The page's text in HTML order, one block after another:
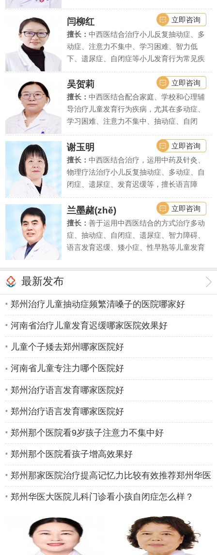
闫柳红
擅长： 中西医结合治疗小儿反复抽动症、多
动症、注意力不集中、学习困难、智力低
下、遗尿症、自闭症等小儿发育行为常见疾
病、疑难疾病的诊治.
立即咨询
吴贺莉
擅长： 中西医结合配合家庭、学校和心理辅
导治疗儿童发育行为疾病，尤其在多动症、
学习困难、注意力不集中、抽动症、自闭
症、语言发育迟缓、智力低下、精神发育迟
缓、遗尿症等疾病上疗效显著。
立即咨询
谢玉明
擅长： 中西医结合治疗，运用中药及针灸、
物理疗法治疗小儿反复抽动症、多动症、自
闭症、遗尿症、发育迟缓等，擅长语言障
碍、学习困难、智力低下等疾病的诊断评估
和干预治疗。
立即咨询
兰墨赭(zhě)
擅长： 善于运用中西医结合的方式治疗多动
症、抽动症、自闭症、遗尿症、智力障碍、
语言发育迟缓、矮小症、性早熟等儿童发育
儿童注意力不集中、学习困难、脾气暴躁、
立即咨询
最新发布
郑州治疗儿童抽动症频繁清嗓子的医院哪家好
河南省治疗儿童发育迟缓哪家医院效果好
儿童个子矮去郑州哪家医院好
河南省儿童专注力哪个医院好
郑州治疗语言发育哪家医院好
郑州治疗语言发育哪家医院好
郑州那个医院看9岁孩子注意力不集中好
郑州那个医院看孩子增高效果好
郑州那家医院治疗提高记忆力比较有效推荐郑州华医
大医院儿科
郑州华医大医院儿科门诊看小孩自闭症怎么样？